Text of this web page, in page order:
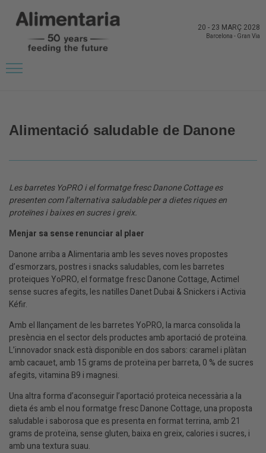
20 - 23 MARÇ 2028
Barcelona - Gran Via
Alimentació saludable de Danone
Les barretes YoPRO i el formatge fresc Danone Cottage es
presenten com l’alternativa saludable per a dietes riques en
proteïnes i baixes en sucres i greix.
Menjar sa sense renunciar al plaer
Danone arriba a Alimentaria amb les seves noves propostes
d’esmorzars, postres i snacks saludables, com les barretes
proteiques YoPRO, el formatge fresc Danone Cottage, Actimel
sense sucres afegits, les natilles Danet Dubai & Snickers i Activia
Kéfir.
Amb el llançament de les barretes YoPRO, la marca consolida la
presència en el sector dels productes amb aportació de proteïna.
L’innovador snack està disponible en dos sabors: caramel i plàtan
amb cacauet, amb 15 grams de proteïna per barreta, 0 % de sucres
afegits, vitamina B9 i magnesi.
Una altra forma d’aconseguir l’aportació proteica necessària a la
dieta és amb el nou formatge fresc Danone Cottage, una proposta
saludable i saborosa que es presenta en format terrina, amb 21
grams de proteïna, sense gluten, baixa en greix, calories i sucres, i
amb una textura suau.